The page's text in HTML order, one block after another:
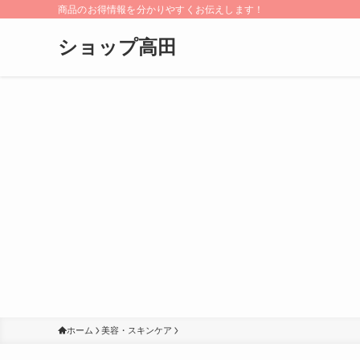
商品のお得情報を分かりやすくお伝えします！
ショップ高田
ホーム 美容・スキンケア